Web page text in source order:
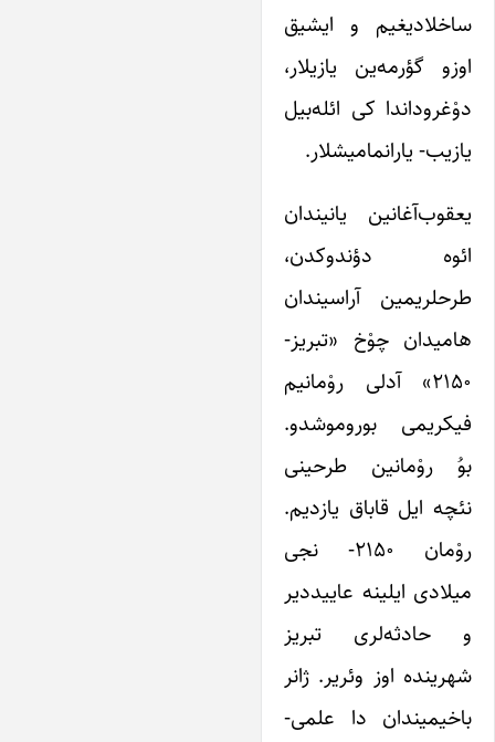
ساخلادیغیم و ایشیق
اوزو گؤرمه‌ین یازیلار،
دوْغروداندا کی ائله‌بیل
یازیب- یارانمامیشلار.
یعقوب‌آغانین یانیندان
ائوه دؤندوکدن،
طرحلریمین آراسیندان
هامیدان چوْخ «تبریز-
۲۱۵۰» آدلی روْمانیم
فیکریمی بوروموشدو.
بوُ روْمانین طرحینی
نئچه ایل قاباق یازدیم.
روْمان ۲۱۵۰- نجی
میلادی ایلینه عاییددیر
و حادثه‌لری تبریز
شهرینده اوز وئریر. ژانر
باخیمیندان دا علمی-